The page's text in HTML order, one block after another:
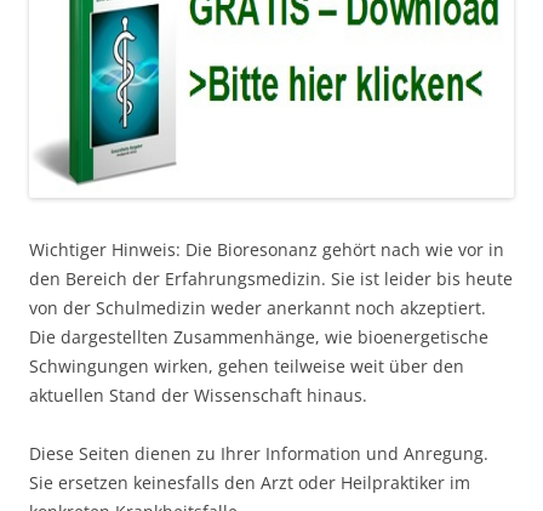
Wichtiger Hinweis: Die Bioresonanz gehört nach wie vor in
den Bereich der Erfahrungsmedizin. Sie ist leider bis heute
von der Schulmedizin weder anerkannt noch akzeptiert.
Die dargestellten Zusammenhänge, wie bioenergetische
Schwingungen wirken, gehen teilweise weit über den
aktuellen Stand der Wissenschaft hinaus.
Diese Seiten dienen zu Ihrer Information und Anregung.
Sie ersetzen keinesfalls den Arzt oder Heilpraktiker im